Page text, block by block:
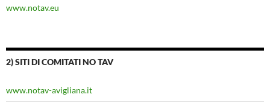
www.notav.eu
2) SITI DI COMITATI NO TAV
www.notav-avigliana.it